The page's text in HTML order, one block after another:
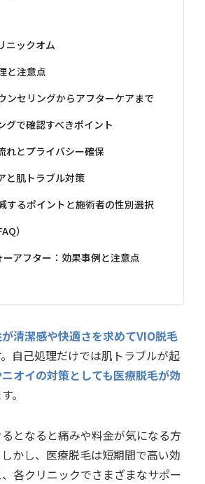
ニックオム
と注意点
ンセリングからアフターケアまで
グで確認すべきポイント
れとプライバシー確保
と肌トラブル対策
するポイントと施術者の性別選択
）
アフター：効果事例と注意点
清潔感や快適さを求めてVIO脱毛
自己処理だけでは肌トラブルが起
オイの対策としても医療脱毛が効
。
となると痛みや料金が気になる方
かし、医療脱毛は短期間で高い効
各クリニックでさまざまなサポー